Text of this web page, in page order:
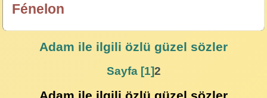
Fénelon
Adam ile ilgili özlü güzel sözler
Sayfa [1]2